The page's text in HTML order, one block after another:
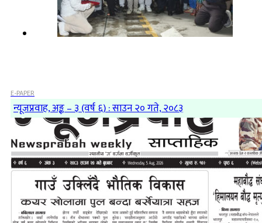
E-PAPER
न्यूजप्रवाह, अङ्क – ३ (वर्ष ६) : साउन २० गते, २०८३